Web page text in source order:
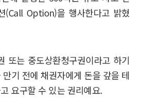
(Call Option)을 행사한다고 밝혔
또는 중도상환청구권이라고 하기
기 전에 채권자에게 돈을 갚을 테
요구할 수 있는 권리예요.